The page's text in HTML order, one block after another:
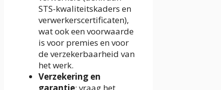
STS-kwaliteitskaders en
verwerkerscertificaten),
wat ook een voorwaarde
is voor premies en voor
de verzekerbaarheid van
het werk.
Verzekering en
garantie: vraag het